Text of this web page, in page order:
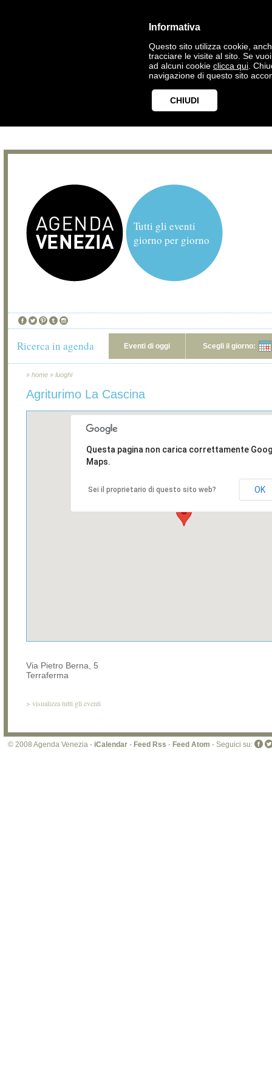
Informativa
Questo sito utilizza cookie,
tracciare le visite al sito. Se
ad alcuni cookie clicca qui .
navigazione di questo sito
CHIUDI
Tutti gli eventi
giorno per giorno
Ricerca in agenda Eventi di oggi Scegli il giorno:
» home » luoghi
Agriturimo La Cascina
Questa pagina non carica correttamente
Maps.
Sei il proprietario di questo sito web? OK
Via Pietro Berna, 5
Terraferma
> visualizza tutti gli eventi
© 2008 Agenda Venezia - iCalendar - Feed Rss - Feed Atom - Seguici su: